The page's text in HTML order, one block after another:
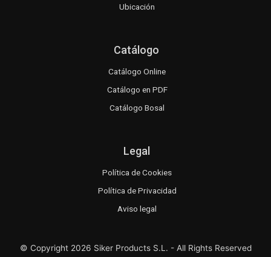
Ubicación
Catálogo
Catálogo Online
Catálogo en PDF
Catálogo Bosal
Legal
Política de Cookies
Política de Privacidad
Aviso legal
© Copyright 2026 Siker Products S.L. - All Rights Reserved